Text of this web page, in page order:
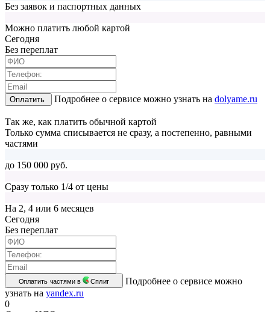
Без заявок и паспортных данных
Можно платить любой картой
Cегодня
Без переплат
Оплатить Подробнее о сервисе можно узнать на dolyame.ru
Так же, как платить обычной картой
Только сумма списывается не сразу, а постепенно, равными
частями
до 150 000 руб.
Сразу только 1/4 от цены
На 2, 4 или 6 месяцев
Cегодня
Без переплат
Оплатить частями в Сплит
Подробнее о сервисе можно
узнать на yandex.ru
0